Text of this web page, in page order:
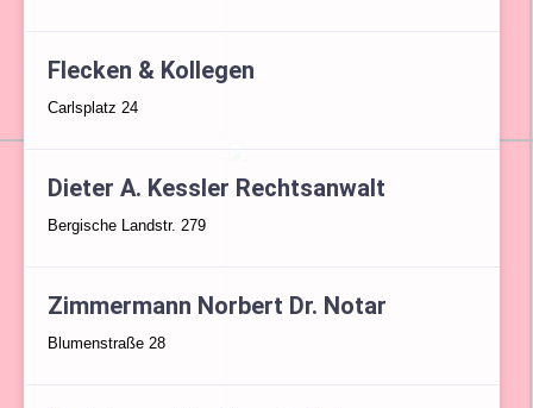
Flecken & Kollegen
Carlsplatz 24
Dieter A. Kessler Rechtsanwalt
Bergische Landstr. 279
Zimmermann Norbert Dr. Notar
Blumenstraße 28